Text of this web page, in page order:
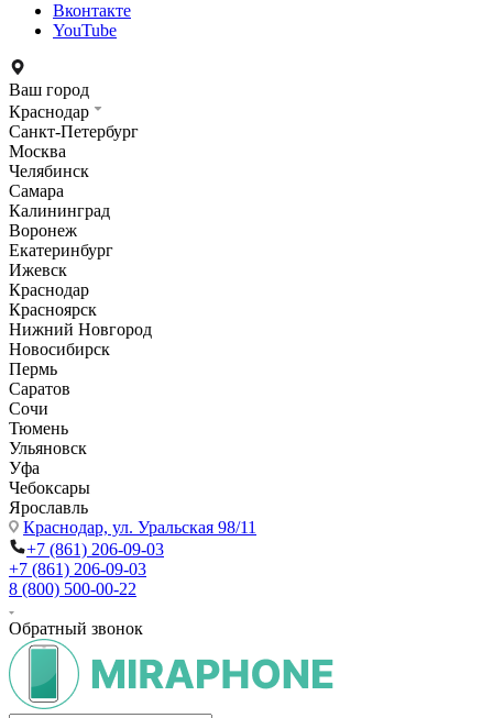
Вконтакте
YouTube
Ваш город
Краснодар
Санкт-Петербург
Москва
Челябинск
Самара
Калининград
Воронеж
Екатеринбург
Ижевск
Краснодар
Красноярск
Нижний Новгород
Новосибирск
Пермь
Саратов
Сочи
Тюмень
Ульяновск
Уфа
Чебоксары
Ярославль
Краснодар, ул. Уральская 98/11
+7 (861) 206-09-03
+7 (861) 206-09-03
8 (800) 500-00-22
Обратный звонок